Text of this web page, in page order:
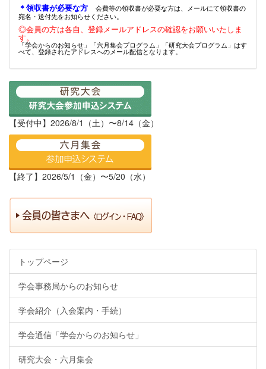
＊領収書が必要な方
会費等の領収書が必要な方は、メールにて領収書の
宛名・送付先をお知らせください。
◎会員の方は各自、登録メールアドレスの確認をお願いいたしま
す。
「学会からのお知らせ」「六月集会プログラム」「研究大会プログラム」はす
べて、登録されたアドレスへのメール配信となります。
【受付中】2026/8/1（土）〜8/14（金）
【終了】2026/5/1（金）〜5/20（水）
トップページ
学会事務局からのお知らせ
学会紹介（入会案内・手続）
学会通信「学会からのお知らせ」
研究大会・六月集会